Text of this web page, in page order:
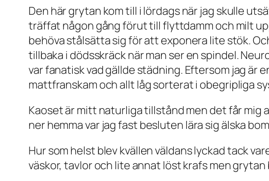
Den här grytan kom till i lördags när jag skulle
träffat någon gång förut till flyttdamm och milt
behöva stålsätta sig för att exponera lite stök.
tillbaka i dödsskräck när man ser en spindel.
var fanatisk vad gällde städning. Eftersom jag är
mattfranskam och allt låg sorterat i obegripliga
Kaoset är mitt naturliga tillstånd men det får mig
ner hemma var jag fast besluten lära sig älska
Hur som helst blev kvällen väldans lyckad tack
väskor, tavlor och lite annat löst krafs men